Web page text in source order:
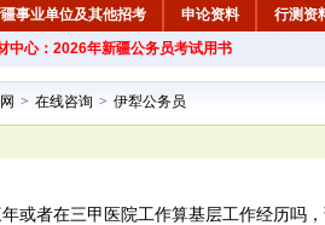
事业单位及其他招考 申论资料 行测资
询 教材中心
中心：2026年新疆公务员考试用书
> 在线咨询 > 伊犁公务员
或者在三甲医院工作算基层工作经历吗